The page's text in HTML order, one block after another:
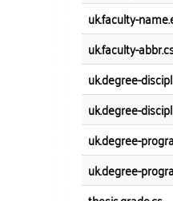
uk.faculty-
uk.faculty-
uk.degree-
uk.degree-
uk.degree-
uk.degree-